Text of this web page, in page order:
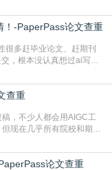
是啥，对相关要求摸不
及诞生的新需求，核心是为
！-PaperPass论文查重
很多赶毕业论文、赶期刊
，根本没认真想过ai写论
数据，生成内容本质是基
成过程中，很容易复用已
查重
，不少人都会用AIGC工
现在几乎所有院校和期刊
的降AIGC检测率的网
的智能伙伴AIGC生成内
论文查重